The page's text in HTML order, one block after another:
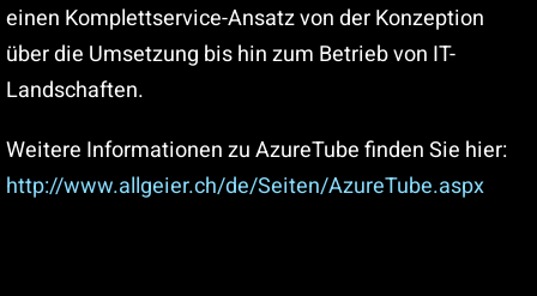
einen Komplettservice-Ansatz von der Konzeption
über die Umsetzung bis hin zum Betrieb von IT-
Landschaften.
Weitere Informationen zu AzureTube finden Sie hier:
http://www.allgeier.ch/de/Seiten/AzureTube.aspx